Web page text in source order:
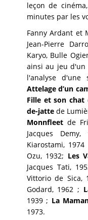
leçon de
minutes par les
Fanny Ardant et
Jean-Pierre
Karyo, Bulle
ainsi au jeu d'un
l'analyse d'une
Attelage d’un
Fille et son chat
de-jattede
Monnfleetde
Jacques
Kiarostami,
Ozu, 1932; Les
Jacques Tati,
Vittorio de
Godard, 1962 ;
1939 ; La
1973.